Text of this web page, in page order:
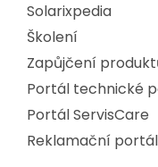
Solarixpedia
Školení
Zapůjčení
Portál technické
Portál ServisCare
Reklamační portál